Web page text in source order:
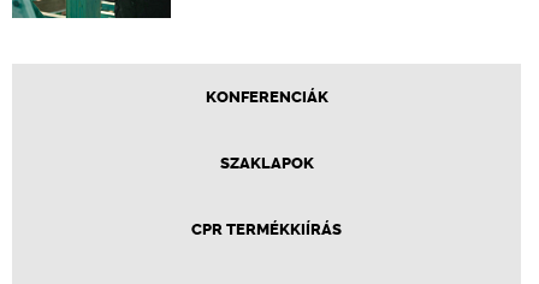
KONFERENCIÁK
SZAKLAPOK
CPR TERMÉKKIÍRÁS